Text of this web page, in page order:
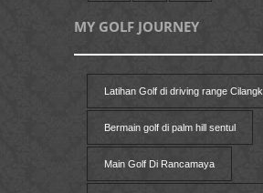
MY GOLF JOURNEY
Latihan Golf di driving range
Bermain golf di palm hill sentul
Main Golf Di Rancamaya